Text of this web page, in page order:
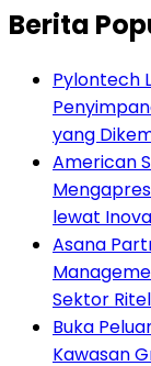
Berita
Pylontech
yang
American
lewat
Asana
Sektor
Buka
Kawasan